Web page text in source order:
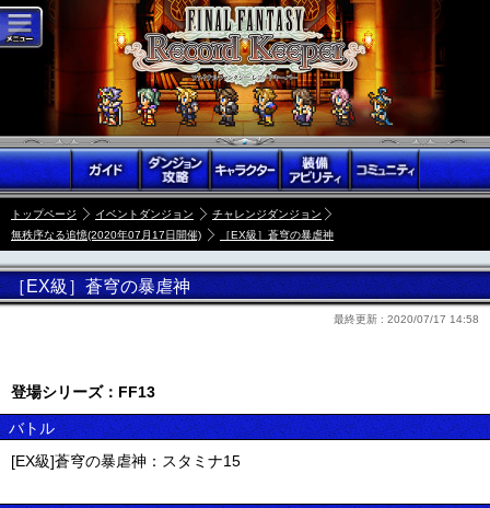
トップページ イベントダンジョン
チャレンジダンジョン
無秩序なる追憶(2020年07月17日開催)
［EX級］蒼穹の暴虐神
［EX級］蒼穹の暴虐神
最終更新 : 2020/07/17 14:58
登場シリーズ：FF13
バトル
[EX級]蒼穹の暴虐神：スタミナ15